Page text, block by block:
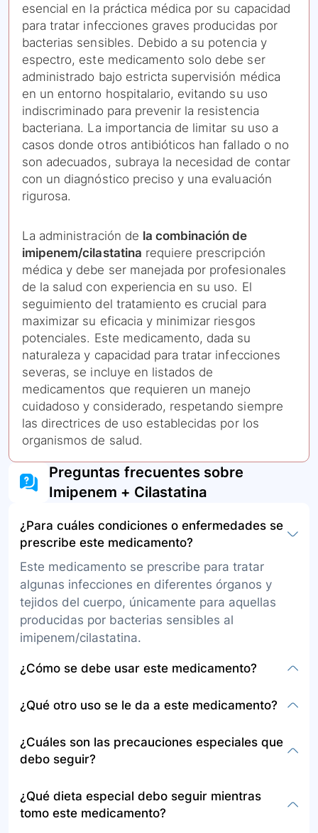
esencial en la práctica médica por su capacidad
para tratar infecciones graves producidas por
bacterias sensibles. Debido a su potencia y
espectro, este medicamento solo debe ser
administrado bajo estricta supervisión médica
en un entorno hospitalario, evitando su uso
indiscriminado para prevenir la resistencia
bacteriana. La importancia de limitar su uso a
casos donde otros antibióticos han fallado o no
son adecuados, subraya la necesidad de contar
con un diagnóstico preciso y una evaluación
rigurosa.
La administración de la combinación de
imipenem/cilastatina requiere prescripción
médica y debe ser manejada por profesionales
de la salud con experiencia en su uso. El
seguimiento del tratamiento es crucial para
maximizar su eficacia y minimizar riesgos
potenciales. Este medicamento, dada su
naturaleza y capacidad para tratar infecciones
severas, se incluye en listados de
medicamentos que requieren un manejo
cuidadoso y considerado, respetando siempre
las directrices de uso establecidas por los
organismos de salud.
Preguntas frecuentes sobre
Imipenem + Cilastatina
¿Para cuáles condiciones o enfermedades se
prescribe este medicamento?
Este medicamento se prescribe para tratar
algunas infecciones en diferentes órganos y
tejidos del cuerpo, únicamente para aquellas
producidas por bacterias sensibles al
imipenem/cilastatina.
¿Cómo se debe usar este medicamento?
preparar una solución inyectable que se
administrado por un profesional en una
institución prestadora de salud, siguiendo
tratamiento definidas por el médico.
¿Qué otro uso se le da a este medicamento?
especifican otros usos directos para este
medicamento fuera de su función principal como
¿Cuáles son las precauciones especiales que
debo seguir?
antibióticos, tiene enfermedades de riñones,
convulsiones o condiciones del sistema
¿Qué dieta especial debo seguir mientras
tomo este medicamento?